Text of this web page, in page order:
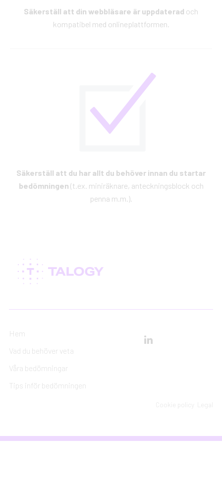
Säkerställ att din webbläsare är uppdaterad och
kompatibel med onlineplattformen.
Säkerställ att du har allt du behöver innan du startar
bedömningen (t.ex. miniräknare, anteckningsblock och
penna m.m.).
Hem
Vad du behöver veta
Våra bedömningar
Tips inför bedömningen